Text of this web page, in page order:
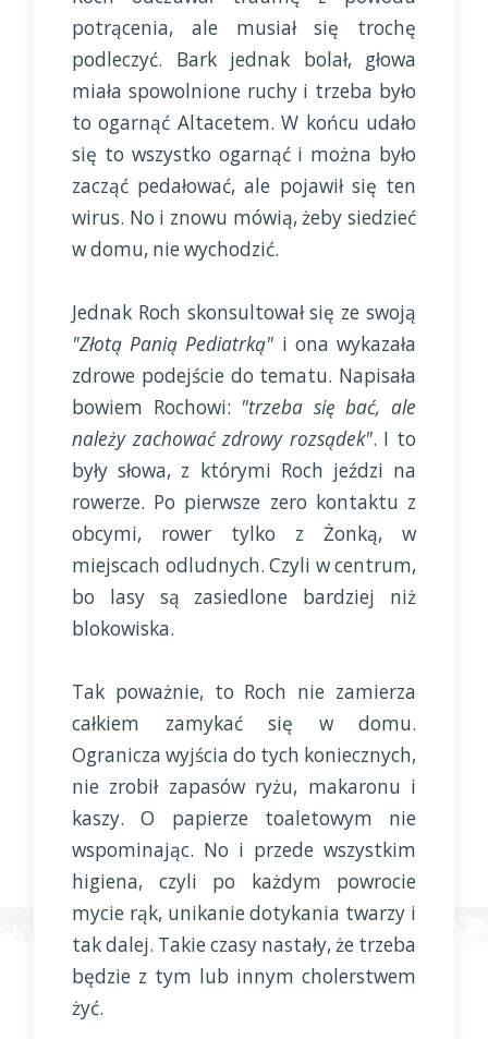
potrącenia, ale musiał się trochę
podleczyć. Bark jednak bolał, głowa
miała spowolnione ruchy i trzeba było
to ogarnąć Altacetem. W końcu udało
się to wszystko ogarnąć i można było
zacząć pedałować, ale pojawił się ten
wirus. No i znowu mówią, żeby siedzieć
w domu, nie wychodzić.
Jednak Roch skonsultował się ze swoją
"Złotą Panią Pediatrką" i ona wykazała
zdrowe podejście do tematu. Napisała
bowiem Rochowi: "trzeba się bać, ale
należy zachować zdrowy rozsądek". I to
były słowa, z którymi Roch jeździ na
rowerze. Po pierwsze zero kontaktu z
obcymi, rower tylko z Żonką, w
miejscach odludnych. Czyli w centrum,
bo lasy są zasiedlone bardziej niż
blokowiska.
Tak poważnie, to Roch nie zamierza
całkiem zamykać się w domu.
Ogranicza wyjścia do tych koniecznych,
nie zrobił zapasów ryżu, makaronu i
kaszy. O papierze toaletowym nie
wspominając. No i przede wszystkim
higiena, czyli po każdym powrocie
mycie rąk, unikanie dotykania twarzy i
tak dalej. Takie czasy nastały, że trzeba
będzie z tym lub innym cholerstwem
żyć.